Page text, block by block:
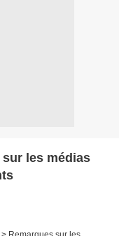
les médias